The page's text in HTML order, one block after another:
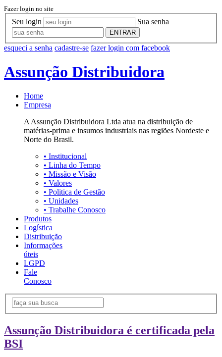
Fazer login no site
Seu login Sua senha
ENTRAR
esqueci a senha cadastre-se fazer login com facebook
Assunção Distribuidora
Home
Empresa
A Assunção Distribuidora Ltda atua na distribuição de
matérias-prima e insumos industriais nas regiões Nordeste e
Norte do Brasil.
• Institucional
• Linha do Tempo
• Missão e Visão
• Valores
• Politica de Gestão
• Unidades
• Trabalhe Conosco
Produtos
Logística
Distribuição
Informações
úteis
LGPD
Fale
Conosco
Assunção Distribuidora é certificada pela
BSI